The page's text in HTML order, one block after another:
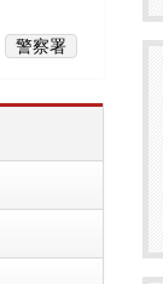
警察署